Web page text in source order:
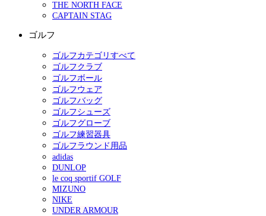
THE NORTH FACE
CAPTAIN STAG
ゴルフ
ゴルフカテゴリすべて
ゴルフクラブ
ゴルフボール
ゴルフウェア
ゴルフバッグ
ゴルフシューズ
ゴルフグローブ
ゴルフ練習器具
ゴルフラウンド用品
adidas
DUNLOP
le coq sportif GOLF
MIZUNO
NIKE
UNDER ARMOUR